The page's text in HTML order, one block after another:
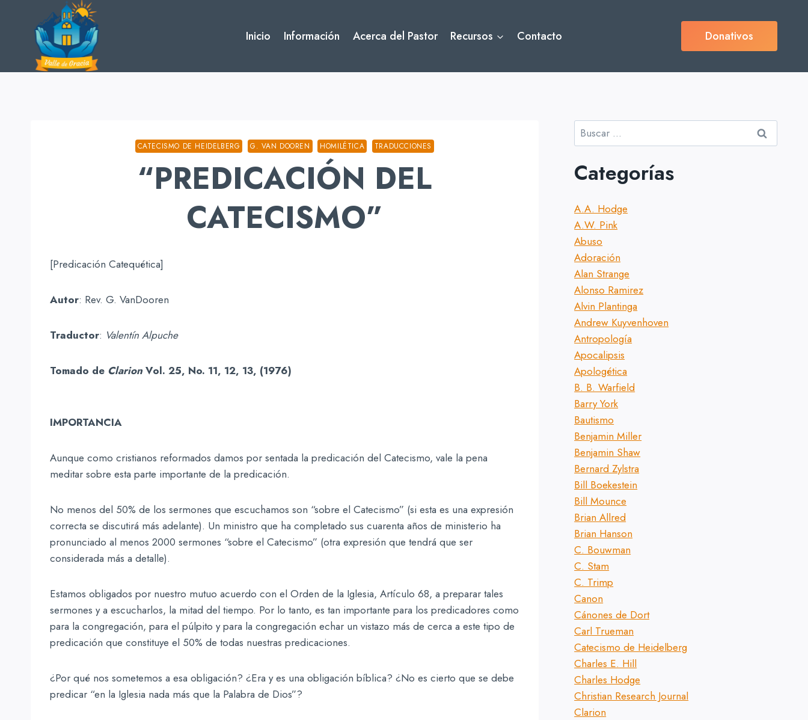
Inicio Información Acerca del Pastor Recursos Contacto Donativos
CATECISMO DE HEIDELBERG G. VAN DOOREN HOMILÉTICA TRADUCCIONES
“PREDICACIÓN DEL
CATECISMO”
[Predicación Catequética]
Autor: Rev. G. VanDooren
Traductor: Valentín Alpuche
Tomado de Clarion Vol. 25, No. 11, 12, 13, (1976)
IMPORTANCIA
Aunque como cristianos reformados damos por sentada la predicación del Catecismo, vale la pena
meditar sobre esta parte importante de la predicación.
No menos del 50% de los sermones que escuchamos son “sobre el Catecismo” (si esta es una expresión
correcta se discutirá más adelante). Un ministro que ha completado sus cuarenta años de ministerio ha
pronunciado al menos 2000 sermones “sobre el Catecismo” (otra expresión que tendrá que ser
considerada más a detalle).
Estamos obligados por nuestro mutuo acuerdo con el Orden de la Iglesia, Artículo 68, a preparar tales
sermones y a escucharlos, la mitad del tiempo. Por lo tanto, es tan importante para los predicadores como
para la congregación, para el púlpito y para la congregación echar un vistazo más de cerca a este tipo de
predicación que constituye el 50% de todas nuestras predicaciones.
¿Por qué nos sometemos a esa obligación? ¿Era y es una obligación bíblica? ¿No es cierto que se debe
predicar “en la Iglesia nada más que la Palabra de Dios”?
Buscar:
Categorías
A.A. Hodge
A.W. Pink
Abuso
Adoración
Alan Strange
Alonso Ramirez
Alvin Plantinga
Andrew Kuyvenhoven
Antropología
Apocalipsis
Apologética
B. B. Warfield
Barry York
Bautismo
Benjamin Miller
Benjamin Shaw
Bernard Zylstra
Bill Boekestein
Bill Mounce
Brian Allred
Brian Hanson
C. Bouwman
C. Stam
C. Trimp
Canon
Cánones de Dort
Carl Trueman
Catecismo de Heidelberg
Charles E. Hill
Charles Hodge
Christian Research Journal
Clarion